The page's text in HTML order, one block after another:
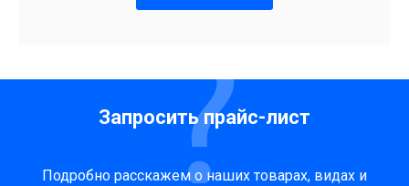
Запросить прайс-лист
Подробно расскажем о наших товарах, видах и